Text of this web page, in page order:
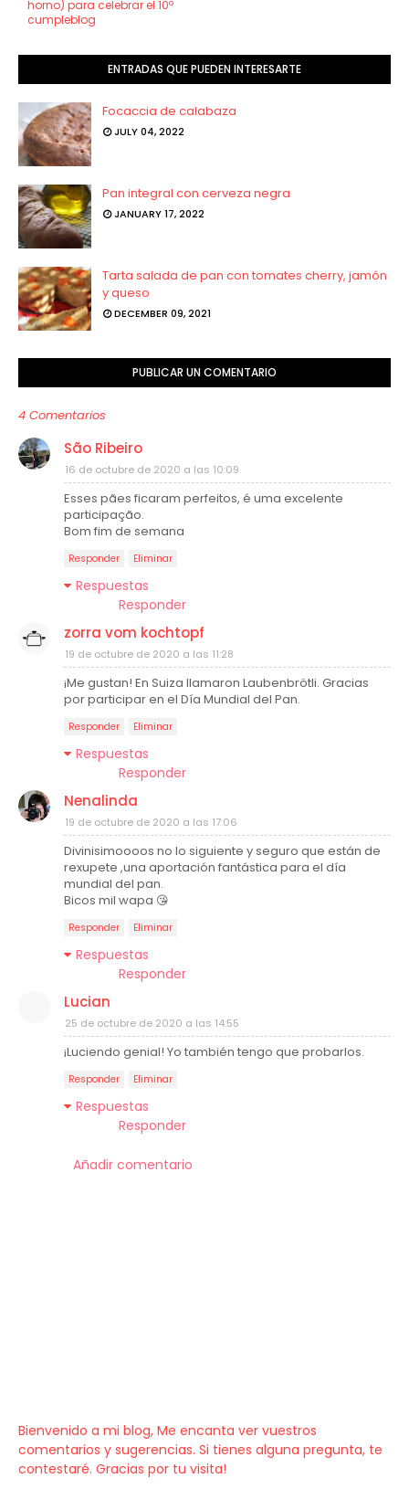
horno) para celebrar el 10º
cumpleblog
ENTRADAS QUE PUEDEN INTERESARTE
Focaccia de calabaza
JULY 04, 2022
Pan integral con cerveza negra
JANUARY 17, 2022
Tarta salada de pan con tomates cherry, jamón
y queso
DECEMBER 09, 2021
PUBLICAR UN COMENTARIO
4 Comentarios
São Ribeiro
16 de octubre de 2020 a las 10:09
Esses pães ficaram perfeitos, é uma excelente
participação.
Bom fim de semana
Responder Eliminar
Respuestas
Responder
zorra vom kochtopf
19 de octubre de 2020 a las 11:28
¡Me gustan! En Suiza llamaron Laubenbrötli. Gracias
por participar en el Día Mundial del Pan.
Responder Eliminar
Respuestas
Responder
Nenalinda
19 de octubre de 2020 a las 17:06
Divinisimoooos no lo siguiente y seguro que están de
rexupete ,una aportación fantástica para el día
mundial del pan.
Bicos mil wapa 😘
Responder Eliminar
Respuestas
Responder
Lucian
25 de octubre de 2020 a las 14:55
¡Luciendo genial! Yo también tengo que probarlos.
Responder Eliminar
Respuestas
Responder
Añadir comentario
Bienvenido a mi blog, Me encanta ver vuestros
comentarios y sugerencias. Si tienes alguna pregunta, te
contestaré. Gracias por tu visita!